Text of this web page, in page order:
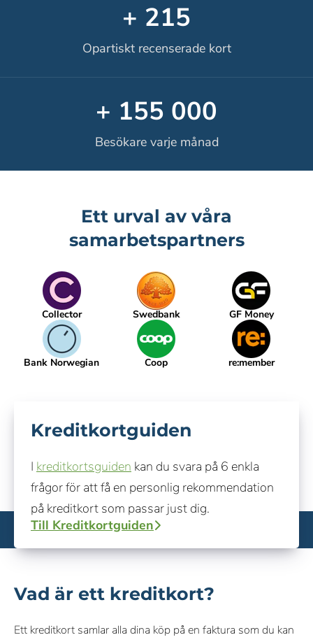
+ 215
Opartiskt recenserade kort
+ 155 000
Besökare varje månad
Ett urval av våra
samarbetspartners
Collector Swedbank GF Money
Bank Norwegian Coop re:member
Kreditkortguiden
I kreditkortsguiden kan du svara på 6 enkla
frågor för att få en personlig rekommendation
på kreditkort som passar just dig.
Till Kreditkortguiden
Vad är ett kreditkort?
Ett kreditkort samlar alla dina köp på en faktura som du kan